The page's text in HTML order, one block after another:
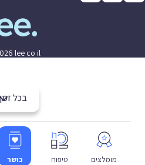
בכל זמן
© 2026 lee co il
מומלצים טיפוח כושר